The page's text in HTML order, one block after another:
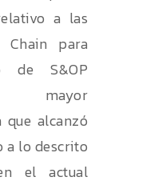
a las
Chain para
de S&OP
mayor
alcanzó
a lo descrito
el actual